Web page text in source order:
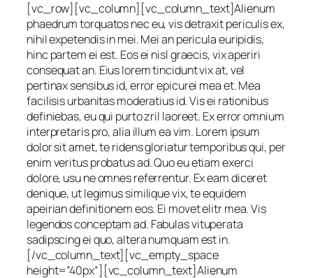
[vc_row][vc_column][vc_column_text]Alienum
phaedrum torquatos nec eu, vis detraxit periculis ex,
nihil expetendis in mei. Mei an pericula euripidis,
hinc partem ei est. Eos ei nisl graecis, vix aperiri
consequat an. Eius lorem tincidunt vix at, vel
pertinax sensibus id, error epicurei mea et. Mea
facilisis urbanitas moderatius id. Vis ei rationibus
definiebas, eu qui purto zril laoreet. Ex error omnium
interpretaris pro, alia illum ea vim. Lorem ipsum
dolor sit amet, te ridens gloriatur temporibus qui, per
enim veritus probatus ad. Quo eu etiam exerci
dolore, usu ne omnes referrentur. Ex eam diceret
denique, ut legimus similique vix, te equidem
apeirian definitionem eos. Ei movet elitr mea. Vis
legendos conceptam ad. Fabulas vituperata
sadipscing ei quo, altera numquam est in.
[/vc_column_text][vc_empty_space
height=”40px”][vc_column_text]Alienum